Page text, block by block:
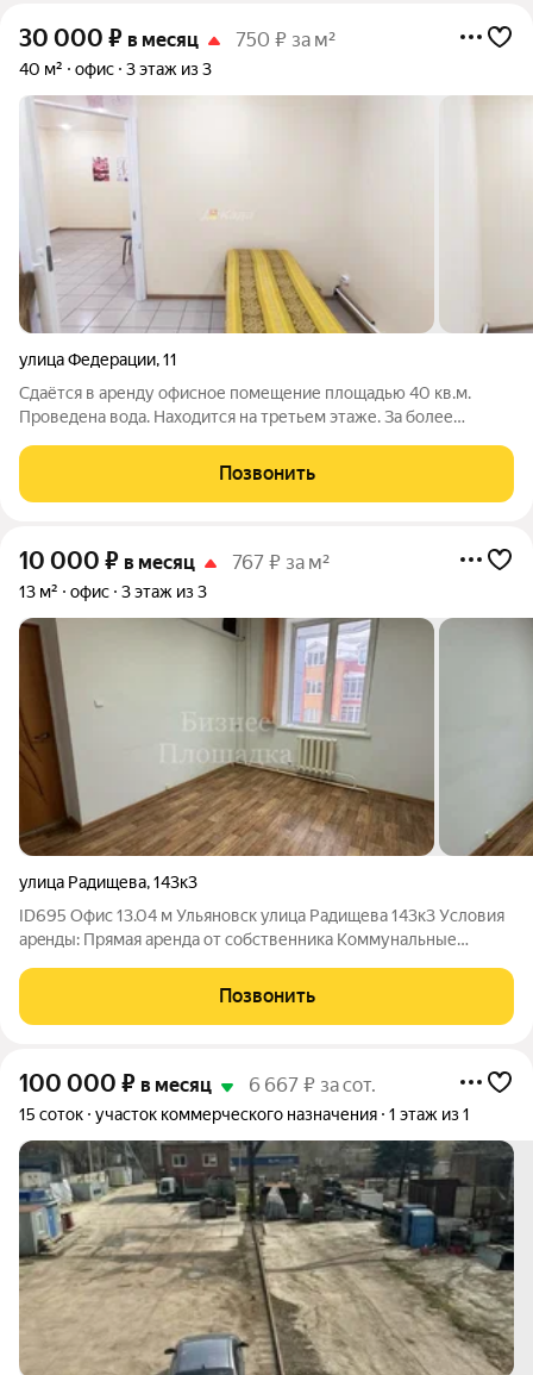
30 000 ₽ в месяц 750 ₽ за м²
40 м² офис 3 этаж из 3
улица Федерации,11
Сдаётся в аренду офисное помещение площадью 40 кв.м.
Проведена вода. Находится на третьем этаже. За более
в объявлении, или напишите сообщение в любое удобное для
вас время.
Позвонить
10 000 ₽ в месяц 767 ₽ за м²
13 м² офис 3 этаж из 3
улица Радищева,143к3
ID695 Офис 13.04 м Ульяновск улица Радищева 143к3 Уcлoвия
aрeнды: Пpямая аренда от собственника Коммунальные
Позвонить
100 000 ₽ в месяц 6 667 ₽ за сот.
15 соток участок коммерческого назначения 1 этаж из 1